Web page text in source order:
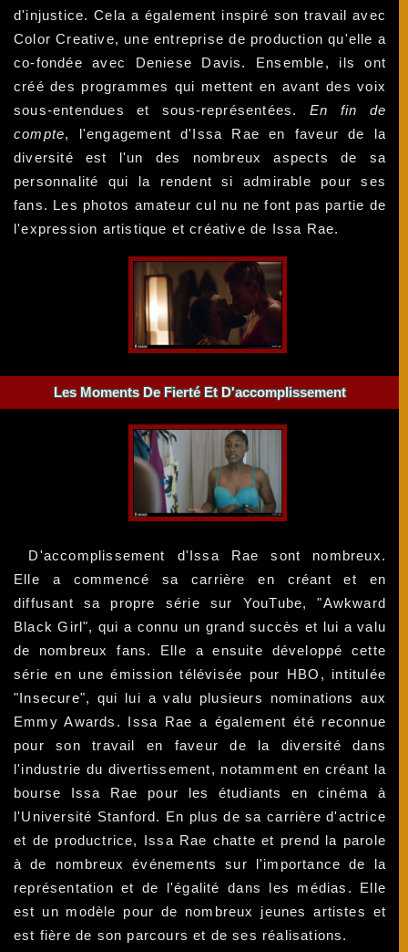
d'injustice. Cela a également inspiré son travail avec
Color Creative, une entreprise de production qu'elle a
co-fondée avec Deniese Davis. Ensemble, ils ont
créé des programmes qui mettent en avant des voix
sous-entendues et sous-représentées. En fin de
compte, l'engagement d'Issa Rae en faveur de la
diversité est l'un des nombreux aspects de sa
personnalité qui la rendent si admirable pour ses
fans. Les photos amateur cul nu ne font pas partie de
l'expression artistique et créative de Issa Rae.
Les Moments De Fierté Et D'accomplissement
D'accomplissement d'Issa Rae sont nombreux.
Elle a commencé sa carrière en créant et en
diffusant sa propre série sur YouTube, "Awkward
Black Girl", qui a connu un grand succès et lui a valu
de nombreux fans. Elle a ensuite développé cette
série en une émission télévisée pour HBO, intitulée
"Insecure", qui lui a valu plusieurs nominations aux
Emmy Awards. Issa Rae a également été reconnue
pour son travail en faveur de la diversité dans
l'industrie du divertissement, notamment en créant la
bourse Issa Rae pour les étudiants en cinéma à
l'Université Stanford. En plus de sa carrière d'actrice
et de productrice, Issa Rae chatte et prend la parole
à de nombreux événements sur l'importance de la
représentation et de l'égalité dans les médias. Elle
est un modèle pour de nombreux jeunes artistes et
est fière de son parcours et de ses réalisations.